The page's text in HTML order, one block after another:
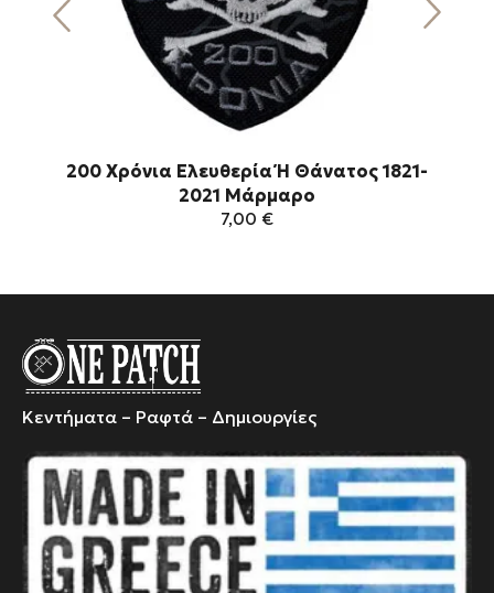
200 Χρόνια Ελευθερία Ή Θάνατος 1821-
2021 Μάρμαρο
7,00 €
Οι
μπορούν
να
επιλεγούν
στη
σελίδα
Κεντήματα – Ραφτά – Δημιουργίες